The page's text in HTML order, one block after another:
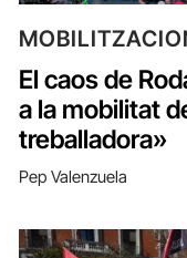
El caos de
a la mobilitat
treballadora»
Pep Valenzuela